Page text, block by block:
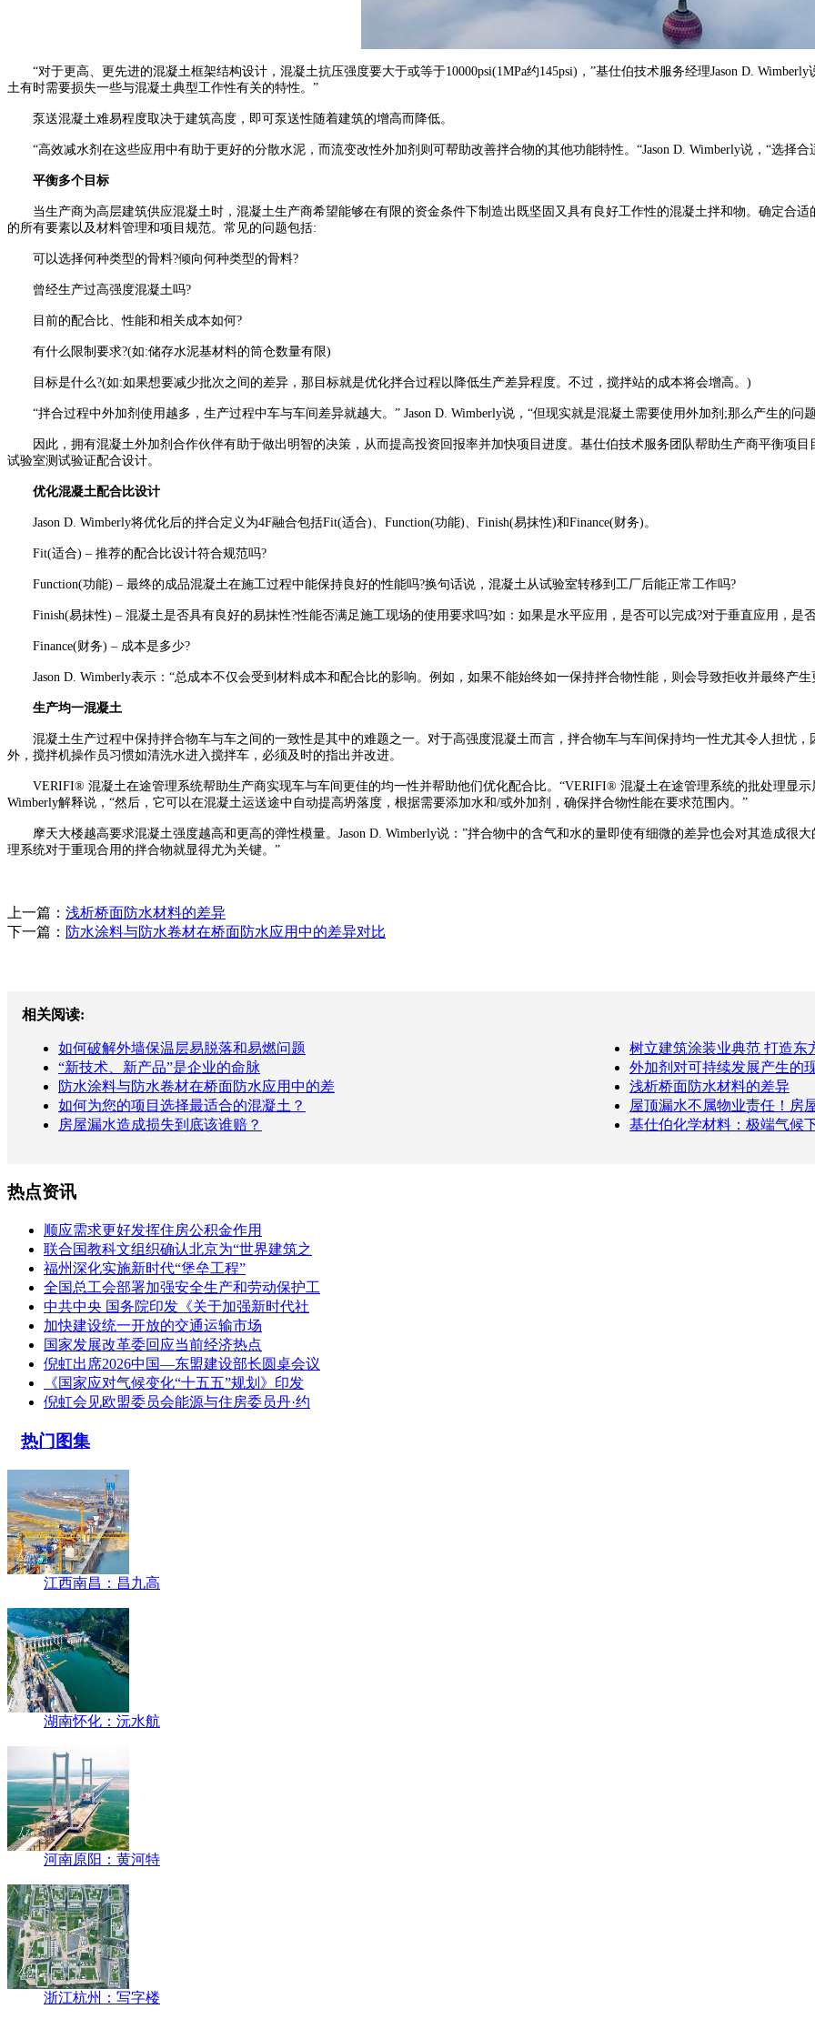
“对于更高、更先进的混凝土框架结构设计，混凝土抗压强度要大于或等于10000psi(1MPa约145psi)，”基仕伯技术服务经理Jason D.
土有时需要损失一些与混凝土典型工作性有关的特性。”
泵送混凝土难易程度取决于建筑高度，即可泵送性随着建筑的增高而降低。
“高效减水剂在这些应用中有助于更好的分散水泥，而流变改性外加剂则可帮助改善拌合物的其他功能特性。“Jason D. Wimberly说，“选择
平衡多个目标
当生产商为高层建筑供应混凝土时，混凝土生产商希望能够在有限的资金条件下制造出既坚固又具有良好工作性的混凝土拌和物。确定合
的所有要素以及材料管理和项目规范。常见的问题包括:
可以选择何种类型的骨料?倾向何种类型的骨料?
曾经生产过高强度混凝土吗?
目前的配合比、性能和相关成本如何?
有什么限制要求?(如:储存水泥基材料的筒仓数量有限)
目标是什么?(如:如果想要减少批次之间的差异，那目标就是优化拌合过程以降低生产差异程度。不过，搅拌站的成本将会增高。)
“拌合过程中外加剂使用越多，生产过程中车与车间差异就越大。” Jason D. Wimberly说，“但现实就是混凝土需要使用外加剂;那么产生的问
因此，拥有混凝土外加剂合作伙伴有助于做出明智的决策，从而提高投资回报率并加快项目进度。基仕伯技术服务团队帮助生产商平衡项
试验室测试验证配合设计。
优化混凝土配合比设计
Jason D. Wimberly将优化后的拌合定义为4F融合包括Fit(适合)、Function(功能)、Finish(易抹性)和Finance(财务)。
Fit(适合) – 推荐的配合比设计符合规范吗?
Function(功能) – 最终的成品混凝土在施工过程中能保持良好的性能吗?换句话说，混凝土从试验室转移到工厂后能正常工作吗?
Finish(易抹性) – 混凝土是否具有良好的易抹性?性能否满足施工现场的使用要求吗?如：如果是水平应用，是否可以完成?对于垂直应用，是
Finance(财务) – 成本是多少?
Jason D. Wimberly表示：“总成本不仅会受到材料成本和配合比的影响。例如，如果不能始终如一保持拌合物性能，则会导致拒收并最终产生
生产均一混凝土
混凝土生产过程中保持拌合物车与车之间的一致性是其中的难题之一。对于高强度混凝土而言，拌合物车与车间保持均一性尤其令人担忧
外，搅拌机操作员习惯如清洗水进入搅拌车，必须及时的指出并改进。
VERIFI® 混凝土在途管理系统帮助生产商实现车与车间更佳的均一性并帮助他们优化配合比。“VERIFI® 混凝土在途管理系统的批处理显示
Wimberly解释说，“然后，它可以在混凝土运送途中自动提高坍落度，根据需要添加水和/或外加剂，确保拌合物性能在要求范围内。”
摩天大楼越高要求混凝土强度越高和更高的弹性模量。Jason D. Wimberly说：”拌合物中的含气和水的量即使有细微的差异也会对其造成很
理系统对于重现合用的拌合物就显得尤为关键。”
上一篇： 浅析桥面防水材料的差异
下一篇： 防水涂料与防水卷材在桥面防水应用中的差异对比
相关阅读:
如何破解外墙保温层易脱落和易燃问题
树立建筑涂装业典范 打造东
“新技术、新产品”是企业的命脉
外加剂对可持续发展产生的
防水涂料与防水卷材在桥面防水应用中的差
浅析桥面防水材料的差异
如何为您的项目选择最适合的混凝土？
屋顶漏水不属物业责任！房
房屋漏水造成损失到底该谁赔？
基仕伯化学材料：极端气候
热点资讯
顺应需求更好发挥住房公积金作用
联合国教科文组织确认北京为“世界建筑之
福州深化实施新时代“堡垒工程”
全国总工会部署加强安全生产和劳动保护工
中共中央 国务院印发《关于加强新时代社
加快建设统一开放的交通运输市场
国家发展改革委回应当前经济热点
倪虹出席2026中国—东盟建设部长圆桌会议
《国家应对气候变化“十五五”规划》印发
倪虹会见欧盟委员会能源与住房委员丹·约
热门图集
江西南昌：昌九高
湖南怀化：沅水航
河南原阳：黄河特
浙江杭州：写字楼